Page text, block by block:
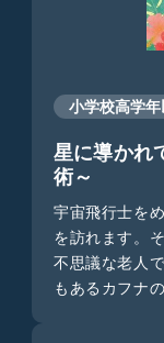
小学校高学年
星に導かれ
術～
宇宙飛行士を
を訪れます。
不思議な老人
もあるカフナ